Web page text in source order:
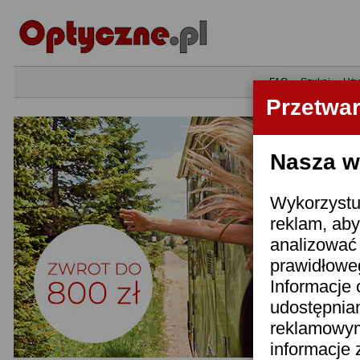
Nasza
reklam,
Informacje
informacje
•FAQ•Szukaj•